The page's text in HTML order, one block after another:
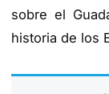
sobre el
historia de los